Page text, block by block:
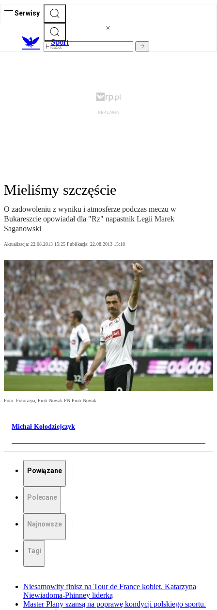
Serwisy
Sport
Mieliśmy szczęście
O zadowoleniu z wyniku i atmosferze podczas meczu w
Bukareszcie opowiadał dla "Rz" napastnik Legii Marek
Saganowski
Aktualizacja: 22.08.2013 15:25 Publikacja: 22.08.2013 15:18
Foto: Fotorzepa, Piotr Nowak PN Piotr Nowak
Michał Kołodziejczyk
Powiązane
Polecane
Najnowsze
Tagi
Niesamowity finisz na Tour de France kobiet. Katarzyna
Niewiadoma-Phinney liderką
Master Plany szansą na poprawę kondycji polskiego sportu.